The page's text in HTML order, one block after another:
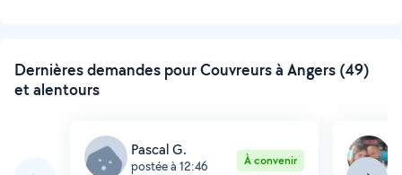
Dernières demandes pour Couvreurs à Angers (49)
et alentours
Pascal G.
postée à 12:46 À convenir